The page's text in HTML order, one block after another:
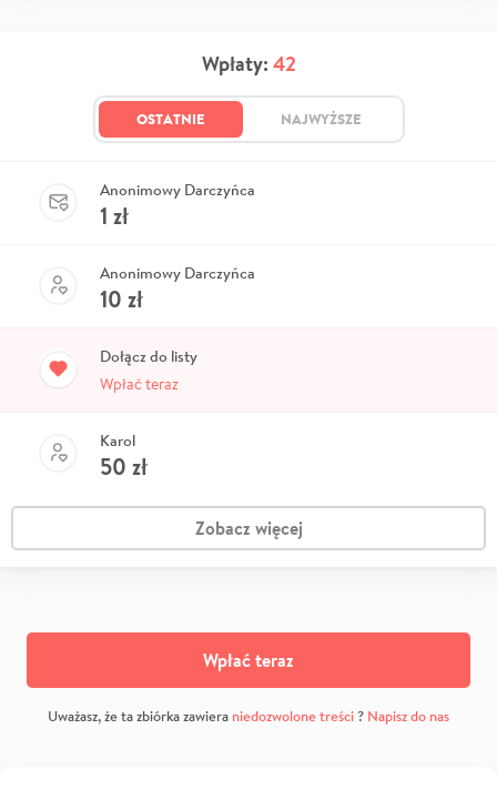
Wpłaty: 42
OSTATNIE NAJWYŻSZE
Anonimowy Darczyńca
1 zł
Anonimowy Darczyńca
10 zł
Dołącz do listy
Wpłać teraz
Karol
50 zł
Zobacz więcej
Wpłać teraz
Uważasz, że ta zbiórka zawiera niedozwolone treści? Napisz do nas